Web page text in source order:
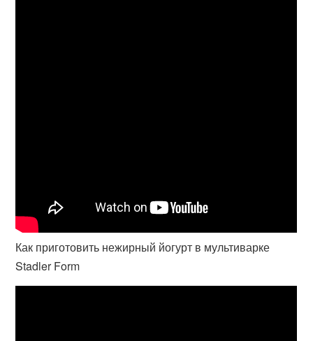
Как приготовить нежирный йогурт в мультиварке
Stadler Form